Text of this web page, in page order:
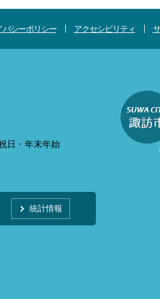
バシーポリシー アクセシビリティ
日・年末年始
統計情報